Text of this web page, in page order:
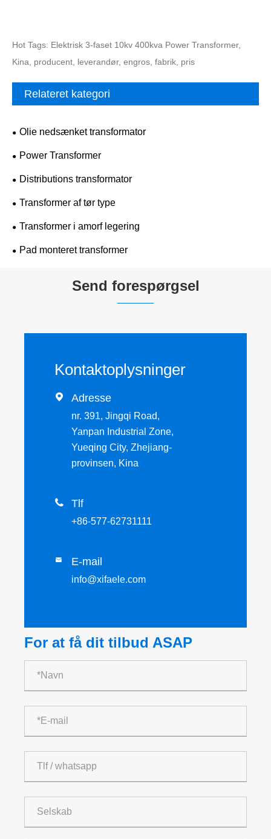
Hot Tags: Elektrisk 3-faset 10kv 400kva Power Transformer,
Kina, producent, leverandør, engros, fabrik, pris
Relateret kategori
Olie nedsænket transformator
Power Transformer
Distributions transformator
Transformer af tør type
Transformer i amorf legering
Pad monteret transformer
Send forespørgsel
Kontaktoplysninger
 Adresse
nr. 391, Jingqi Road,
Yanpan Industrial Zone,
Yueqing City, Zhejiang-
provinsen, Kina
 Tlf
+86-577-62731111
 E-mail
info@xifaele.com
For at få dit tilbud ASAP